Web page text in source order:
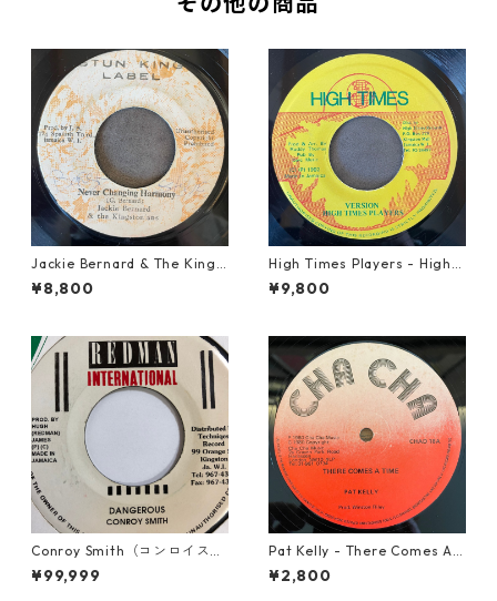
Jackie Bernard & The Kings
tonians - Never Changing H
armony【7-21948】
¥8,800
High Times Players - High T
imes Theme【7-21926】
¥9,800
Conroy Smith（コンロイスミ
ス） - Dangerous【7'】
¥99,999
Pat Kelly - There Comes A T
ime【12-50057】
¥2,800